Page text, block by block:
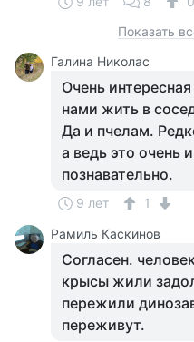
Показать
Галина Николас
Очень
нами жить в
Да и пчелам.
а ведь это очень
познавательно.
9 лет
1
Рамиль Каскинов
Согласен.
крысы жили
пережили
переживут.